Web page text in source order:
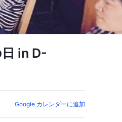
in D-
Google カレンダーに追加